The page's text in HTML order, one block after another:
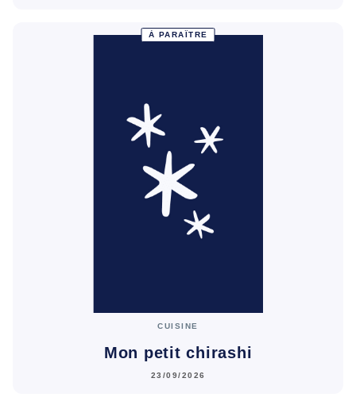
À PARAÎTRE
CUISINE
Mon petit chirashi
23/09/2026